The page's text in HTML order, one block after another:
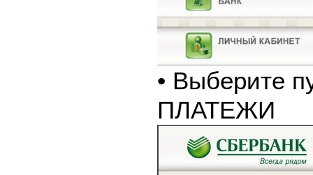
• Выберите
ПЛАТЕЖИ